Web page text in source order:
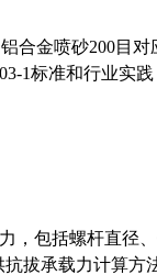
金喷砂200目对
1标准和行业实
，包括螺杆直径
抗拔承载力计算